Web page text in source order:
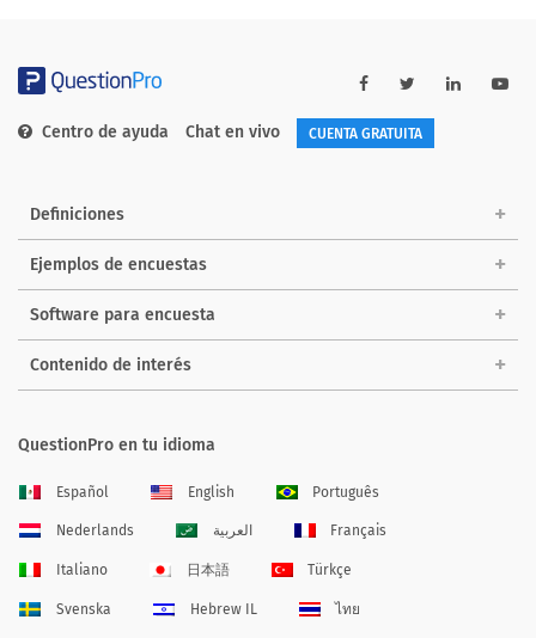
Centro de ayuda Chat en vivo CUENTA GRATUITA
Definiciones
Ejemplos de encuestas
Software para encuesta
Contenido de interés
QuestionPro en tu idioma
Español English Português
Nederlands العربية Français
Italiano 日本語 Türkçe
Svenska Hebrew IL ไทย